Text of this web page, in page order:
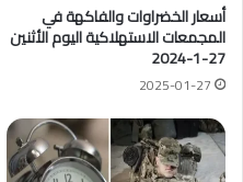
أسعار الخضراوات والفاكهة في
المجمعات الاستهلاكية اليوم الأثنين
27-1-2024
2025-01-27